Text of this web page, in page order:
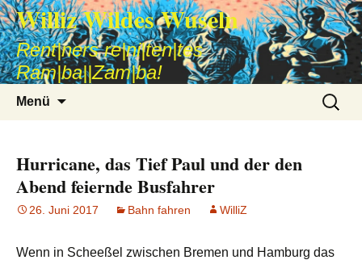
Williz Wildes Wuseln
Rent|ners re|ni|ten|tes
Ram|ba||Zam|ba!
Menü
Suche
nach:
Hurricane, das Tief Paul und der den
Abend feiernde Busfahrer
26. Juni 2017 Bahn fahren WilliZ
Wenn in Scheeßel zwischen Bremen und Hamburg das